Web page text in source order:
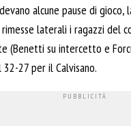
alcune pause di gioco,
laterali i ragazzi del
su intercetto e
27 per il Calvisano.